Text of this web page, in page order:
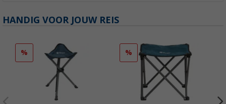
HANDIG VOOR JOUW REIS
% %